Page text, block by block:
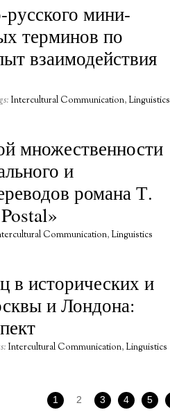
русского мини-
терминов по
взаимодействия
Intercultural Communication, Linguistics
множественности
и
романа Т.
Communication, Linguistics
в исторических и
и Лондона:
Intercultural Communication, Linguistics
1 2 3 4 5